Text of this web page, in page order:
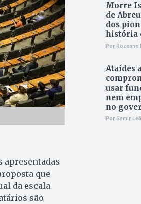
apresentadas
que
da escala
são
Morre
de
dos
história
Por Rozeane
Ataídes
usar
nem
no
Por Samir